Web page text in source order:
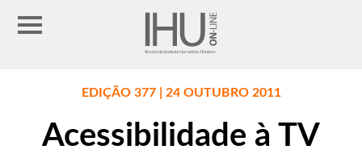
EDIÇÃO 377 | 24 OUTUBRO 2011
Acessibilidade à TV